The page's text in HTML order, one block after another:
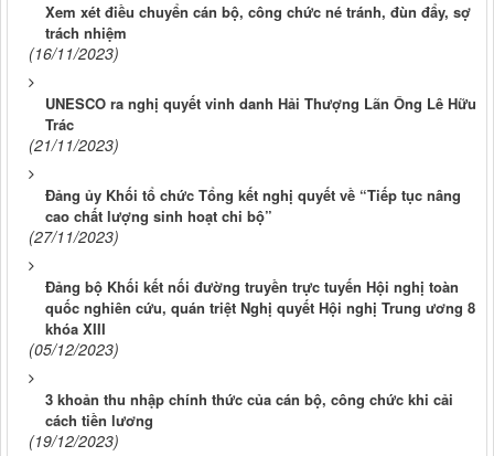
Xem xét điều chuyển cán bộ, công chức né tránh, đùn đẩy, sợ
trách nhiệm
(16/11/2023)
UNESCO ra nghị quyết vinh danh Hải Thượng Lãn Ông Lê Hữu
Trác
(21/11/2023)
Đảng ủy Khối tổ chức Tổng kết nghị quyết về “Tiếp tục nâng
cao chất lượng sinh hoạt chi bộ”
(27/11/2023)
Đảng bộ Khối kết nối đường truyền trực tuyến Hội nghị toàn
quốc nghiên cứu, quán triệt Nghị quyết Hội nghị Trung ương 8
khóa XIII
(05/12/2023)
3 khoản thu nhập chính thức của cán bộ, công chức khi cải
cách tiền lương
(19/12/2023)